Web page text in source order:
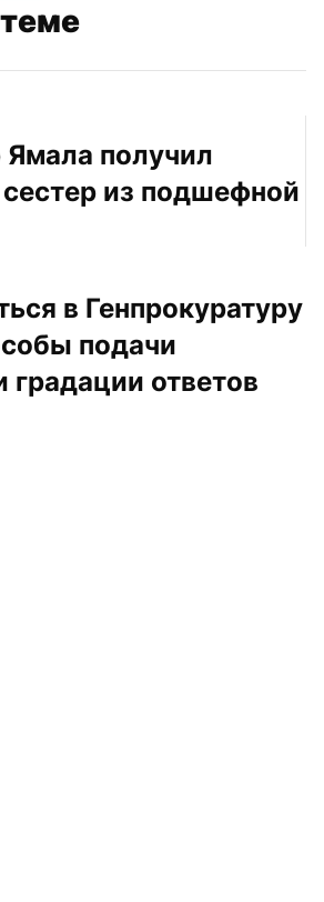
Ямала получил
из подшефной
в Генпрокуратуру
подачи
градации ответов